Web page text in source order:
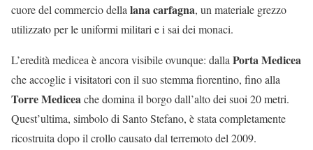
cuore del commercio della lana carfagna, un materiale grezzo
utilizzato per le uniformi militari e i sai dei monaci.
L’eredità medicea è ancora visibile ovunque: dalla Porta Medicea
che accoglie i visitatori con il suo stemma fiorentino, fino alla
Torre Mediceache domina il borgo dall’alto dei suoi 20 metri.
Quest’ultima, simbolo di Santo Stefano, è stata completamente
ricostruita dopo il crollo causato dal terremoto del 2009.